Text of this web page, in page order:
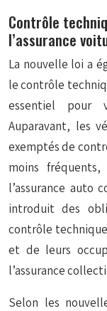
Contrôle
l’assurance
La nouvelle loi a
le contrôle
essentiel pour
Auparavant, les
exemptés de
moins
l’assurance auto
introduit des
contrôle
et de leurs
l’assurance
Selon les